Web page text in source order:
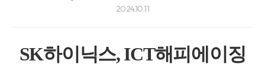
2024.10.11
SK하이닉스, ICT해피에이징